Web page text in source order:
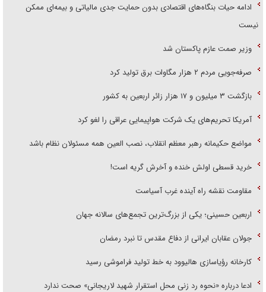
ادامه حیات بنگاه‌های اقتصادی بدون حمایت جدی مالیاتی و بیمه‌ای ممکن
نیست
وزیر صمت عازم پاکستان شد
صرفه‌جویی مردم ۲ هزار مگاوات برق تولید کرد
بازگشت ۳ میلیون و ۱۷ هزار زائر اربعین به کشور
آمریکا تحریم‌های یک شرکت هواپیمایی عراقی را لغو کرد
مواضع حکیمانه رهبر معظم انقلاب، نصب العین همه مسئولان نظام باشد
خرید قسطی اولش خنده و آخرش گریه است!
مقاومت نقشه راه آینده غرب آسیاست
اربعین حسینی؛ یکی از بزرگ‌ترین تجمع‌های سالانه جهان
جولان عقابان ایرانی از دفاع مقدس تا نبرد رمضان
کارخانه رؤیاسازی هالیوود به خط تولید فراموشی رسید
ادعا درباره «نحوه رد زنی محل استقرار شهید لاریجانی» صحت ندارد